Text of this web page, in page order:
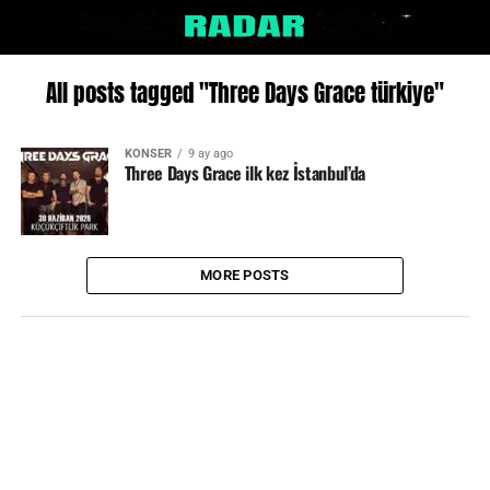
All posts tagged "Three Days Grace türkiye"
KONSER 9 ay ago
Three Days Grace ilk kez İstanbul’da
MORE POSTS